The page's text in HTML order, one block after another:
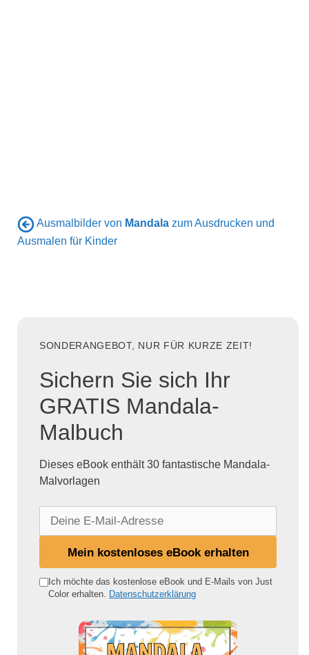
Ausmalbilder von Mandala zum Ausdrucken und
Ausmalen für Kinder
SONDERANGEBOT, NUR FÜR KURZE ZEIT!
Sichern Sie sich Ihr
GRATIS Mandala-
Malbuch
Dieses eBook enthält 30 fantastische Mandala-
Malvorlagen
e
Mein kostenloses eBook erhalten
Ich möchte das kostenlose eBook und E-Mails von Just
Color erhalten. Datenschutzerklärung